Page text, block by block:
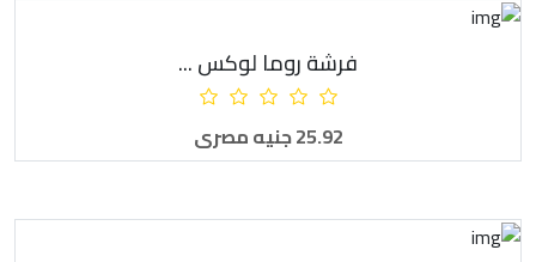
أضف للطلبية
فرشة روما لوكس ...
25.92 جنيه مصرى